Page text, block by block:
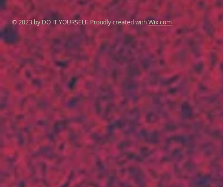
© 2023 by DO IT YOURSELF. Proudly created withWix.com